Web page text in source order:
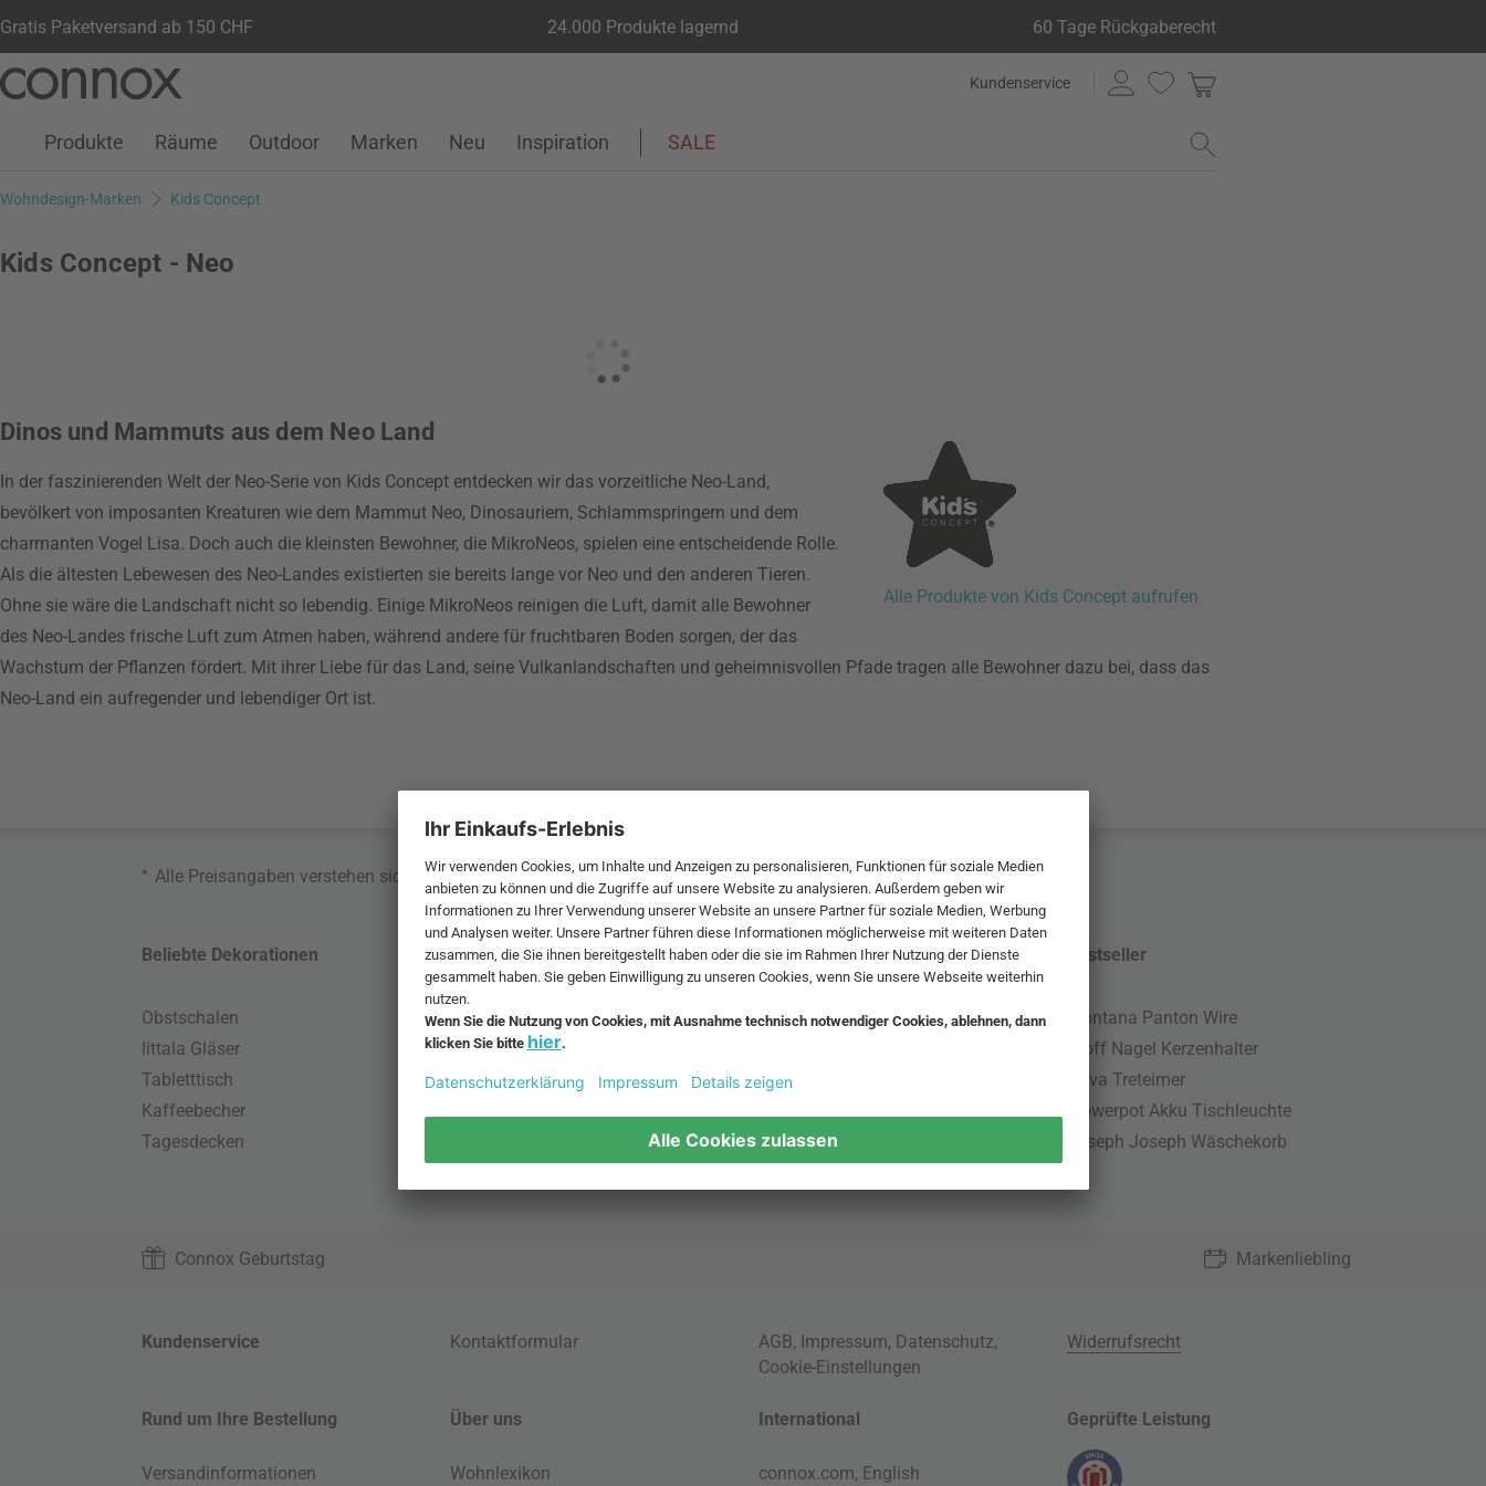
Gratis Paketversand ab 150 CHF 24.000 Produkte lagernd 60 Tage Rückgaberecht
Seiteninhalt
Suchfeld
Kundenservice
Kundenkonto
Wunschliste
Warenkorb
Produkte Räume Outdoor Marken Neu Inspiration SALE
Wohndesign-Marken Kids Concept
Kids Concept - Neo
Alle Produkte von Kids Concept aufrufen
Dinos und Mammuts aus dem Neo Land
In der faszinierenden Welt der Neo-Serie von Kids Concept entdecken wir das vorzeitliche Neo-Land,
bevölkert von imposanten Kreaturen wie dem Mammut Neo, Dinosauriern, Schlammspringern und dem
charmanten Vogel Lisa. Doch auch die kleinsten Bewohner, die MikroNeos, spielen eine entscheidende Rolle.
Als die ältesten Lebewesen des Neo-Landes existierten sie bereits lange vor Neo und den anderen Tieren.
Ohne sie wäre die Landschaft nicht so lebendig. Einige MikroNeos reinigen die Luft, damit alle Bewohner
des Neo-Landes frische Luft zum Atmen haben, während andere für fruchtbaren Boden sorgen, der das
Wachstum der Pflanzen fördert. Mit ihrer Liebe für das Land, seine Vulkanlandschaften und geheimnisvollen Pfade tragen alle Bewohner dazu bei, dass das
Neo-Land ein aufregender und lebendiger Ort ist.
* Alle Preisangaben verstehen sich inklusive MwSt. und zzgl.Versandkosten.
Beliebte Dekorationen
Obstschalen
Iittala Gläser
Tabletttisch
Kaffeebecher
Tagesdecken
Beliebte Möbel
Skandinavische Möbel
Gartenmöbel
Büromöbel
Beliebte Leuchten
Pendellampe für Aussen
Kabellose Tischleuchten
LED Pendelleuchte
Bestseller
Montana Panton Wire
Stoff Nagel Kerzenhalter
Nova Treteimer
Flowerpot Akku Tischleuchte
Joseph Joseph Wäschekorb
Connox Geburtstag Markenliebling
Kundenservice Kontaktformular AGB, Impressum, Datenschutz,
Cookie-Einstellungen
Widerrufsrecht
Rund um Ihre Bestellung
Versandinformationen
Über uns
Wohnlexikon
International
connox.com, English
Geprüfte Leistung